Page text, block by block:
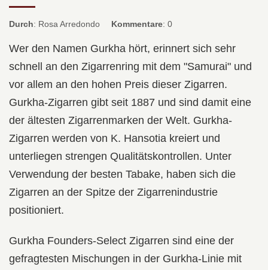
Durch: Rosa Arredondo Kommentare: 0
Wer den Namen Gurkha hört, erinnert sich sehr
schnell an den Zigarrenring mit dem "Samurai" und
vor allem an den hohen Preis dieser Zigarren.
Gurkha-Zigarren gibt seit 1887 und sind damit eine
der ältesten Zigarrenmarken der Welt. Gurkha-
Zigarren werden von K. Hansotia kreiert und
unterliegen strengen Qualitätskontrollen. Unter
Verwendung der besten Tabake, haben sich die
Zigarren an der Spitze der Zigarrenindustrie
positioniert.
Gurkha Founders-Select Zigarren sind eine der
gefragtesten Mischungen in der Gurkha-Linie mit